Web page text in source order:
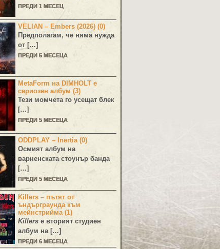
ПРЕДИ 1 МЕСЕЦ
VELIAN – Embers (2026) (0)
Предполагам, че няма нужда
от […]
ПРЕДИ 5 МЕСЕЦА
MetaForm на DIMHOLT е
сериозен албум (3)
Тези момчета го усещат блек
[…]
ПРЕДИ 5 МЕСЕЦА
ODDPLAY – Inertia (0)
Осмият албум на
варненската стоунър банда
[…]
ПРЕДИ 5 МЕСЕЦА
Killers – пътят от
ъндърграунда към
мейнстрийма (1)
Killers е вторият студиен
албум на […]
ПРЕДИ 6 МЕСЕЦА